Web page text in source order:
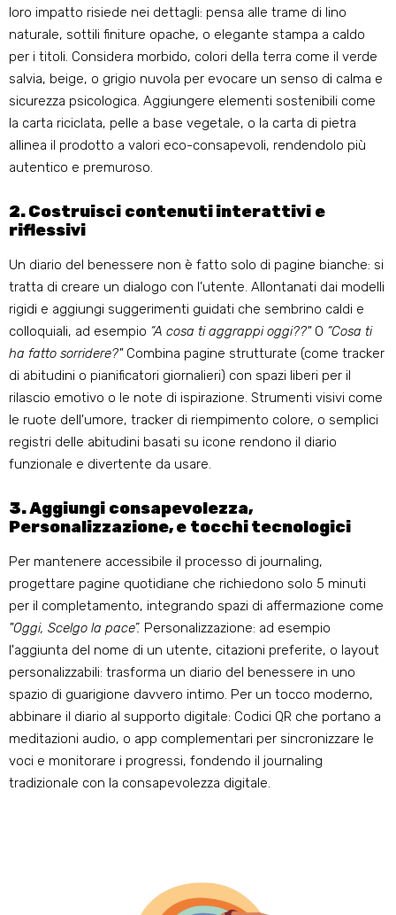
loro impatto risiede nei dettagli: pensa alle trame di lino
naturale, sottili finiture opache, o elegante stampa a caldo
per i titoli. Considera morbido, colori della terra come il verde
salvia, beige, o grigio nuvola per evocare un senso di calma e
sicurezza psicologica. Aggiungere elementi sostenibili come
la carta riciclata, pelle a base vegetale, o la carta di pietra
allinea il prodotto a valori eco-consapevoli, rendendolo più
autentico e premuroso.
2. Costruisci contenuti interattivi e
riflessivi
Un diario del benessere non è fatto solo di pagine bianche: si
tratta di creare un dialogo con l’utente. Allontanati dai modelli
rigidi e aggiungi suggerimenti guidati che sembrino caldi e
colloquiali, ad esempio “A cosa ti aggrappi oggi??"O “Cosa ti
ha fatto sorridere?"Combina pagine strutturate (come tracker
di abitudini o pianificatori giornalieri) con spazi liberi per il
rilascio emotivo o le note di ispirazione. Strumenti visivi come
le ruote dell'umore, tracker di riempimento colore, o semplici
registri delle abitudini basati su icone rendono il diario
funzionale e divertente da usare.
3. Aggiungi consapevolezza,
Personalizzazione, e tocchi tecnologici
Per mantenere accessibile il processo di journaling,
progettare pagine quotidiane che richiedono solo 5 minuti
per il completamento, integrando spazi di affermazione come
"Oggi, Scelgo la pace”. Personalizzazione: ad esempio
l'aggiunta del nome di un utente, citazioni preferite, o layout
personalizzabili: trasforma un diario del benessere in uno
spazio di guarigione davvero intimo. Per un tocco moderno,
abbinare il diario al supporto digitale: Codici QR che portano a
meditazioni audio, o app complementari per sincronizzare le
voci e monitorare i progressi, fondendo il journaling
tradizionale con la consapevolezza digitale.